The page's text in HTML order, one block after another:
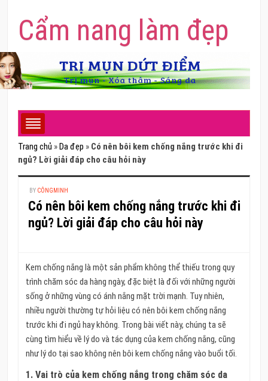
Cẩm nang làm đẹp
Trang chủ » Da đẹp » Có nên bôi kem chống nắng trước khi đi
ngủ? Lời giải đáp cho câu hỏi này
BY CÔNGMINH
Có nên bôi kem chống nắng trước khi đi
ngủ? Lời giải đáp cho câu hỏi này
Kem chống nắng là một sản phẩm không thể thiếu trong quy
trình chăm sóc da hàng ngày, đặc biệt là đối với những người
sống ở những vùng có ánh nắng mặt trời mạnh. Tuy nhiên,
nhiều người thường tự hỏi liệu có nên bôi kem chống nắng
trước khi đi ngủ hay không. Trong bài viết này, chúng ta sẽ
cùng tìm hiểu về lý do và tác dụng của kem chống nắng, cũng
như lý do tại sao không nên bôi kem chống nắng vào buổi tối.
1. Vai trò của kem chống nắng trong chăm sóc da